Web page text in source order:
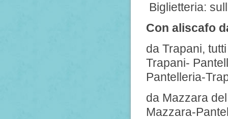
Biglietteria:
Con aliscafo
da Trapani,
Trapani-
Pantelleria-
da Mazzara
Mazzara-